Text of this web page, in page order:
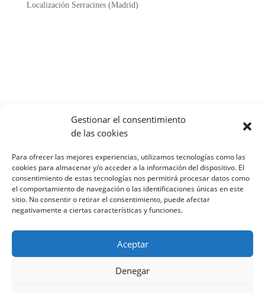
Gestionar el consentimiento
de las cookies
Para ofrecer las mejores experiencias, utilizamos tecnologías como las
cookies para almacenar y/o acceder a la información del dispositivo. El
consentimiento de estas tecnologías nos permitirá procesar datos como
el comportamiento de navegación o las identificaciones únicas en este
sitio. No consentir o retirar el consentimiento, puede afectar
negativamente a ciertas características y funciones.
Aceptar
Denegar
Localización Serracines (Madrid)
Año 2014